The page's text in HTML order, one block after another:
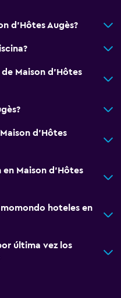
d'Hôtes Augès?
Maison d'Hôtes
d'Hôtes
Maison d'Hôtes
hoteles en
última vez los